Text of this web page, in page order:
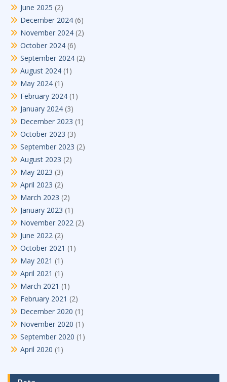
June 2025 (2)
December 2024 (6)
November 2024 (2)
October 2024 (6)
September 2024 (2)
August 2024 (1)
May 2024 (1)
February 2024 (1)
January 2024 (3)
December 2023 (1)
October 2023 (3)
September 2023 (2)
August 2023 (2)
May 2023 (3)
April 2023 (2)
March 2023 (2)
January 2023 (1)
November 2022 (2)
June 2022 (2)
October 2021 (1)
May 2021 (1)
April 2021 (1)
March 2021 (1)
February 2021 (2)
December 2020 (1)
November 2020 (1)
September 2020 (1)
April 2020 (1)